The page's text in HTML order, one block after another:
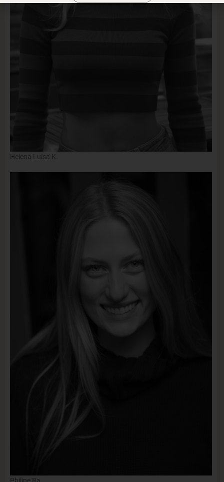
Helena Luisa K.